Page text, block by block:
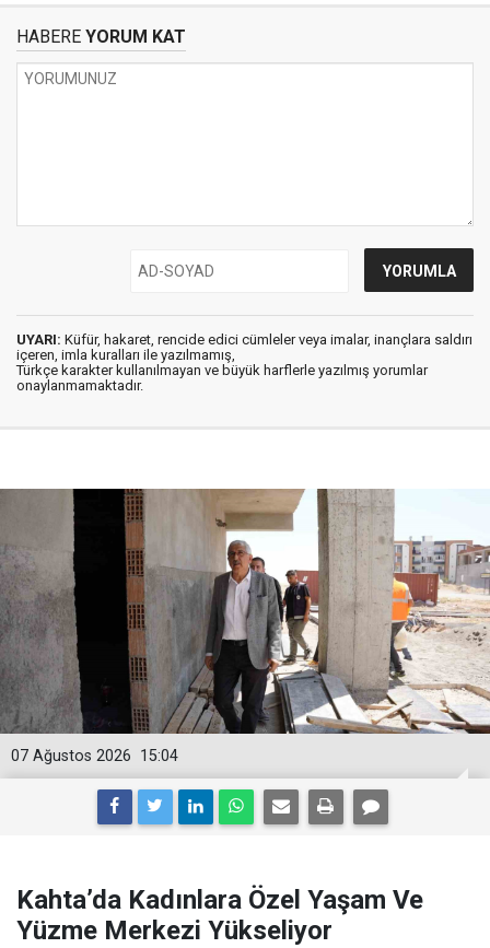
HABERE YORUM KAT
UYARI: Küfür, hakaret, rencide edici cümleler veya imalar, inançlara saldırı
içeren, imla kuralları ile yazılmamış,
Türkçe karakter kullanılmayan ve büyük harflerle yazılmış yorumlar
onaylanmamaktadır.
15:04
07 Ağustos 2026
Kahta’da Kadınlara Özel Yaşam Ve
Yüzme Merkezi Yükseliyor